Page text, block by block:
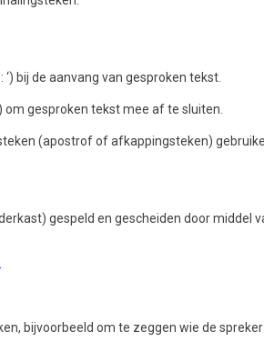
bij de aanvang van gesproken tekst.
om gesproken tekst mee af te sluiten.
(apostrof of afkappingsteken)
gespeld en gescheiden door middel
bijvoorbeeld om te zeggen wie de